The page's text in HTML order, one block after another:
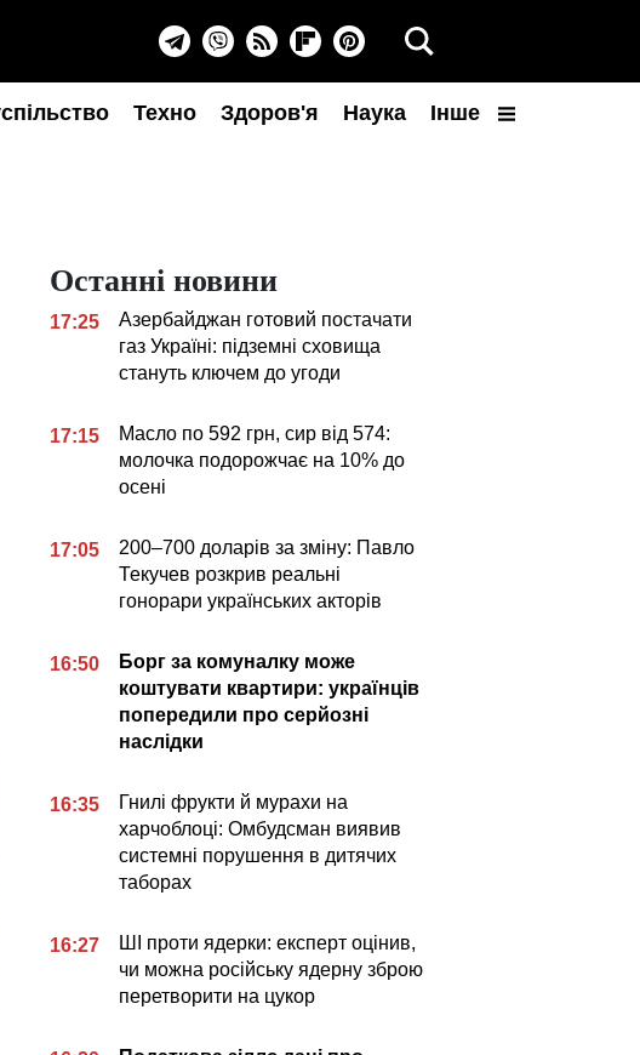
Техно Здоров'я Наука Інше
Останні новини
17:25
Азербайджан готовий постачати
газ Україні: підземні сховища
стануть ключем до угоди
17:15
Масло по 592 грн, сир від 574:
молочка подорожчає на 10% до
осені
17:05
200–700 доларів за зміну: Павло
Текучев розкрив реальні
гонорари українських акторів
16:50
Борг за комуналку може
коштувати квартири: українців
попередили про серйозні
наслідки
16:35
Гнилі фрукти й мурахи на
харчоблоці: Омбудсман виявив
системні порушення в дитячих
таборах
16:27
ШІ проти ядерки: експерт оцінив,
чи можна російську ядерну зброю
перетворити на цукор